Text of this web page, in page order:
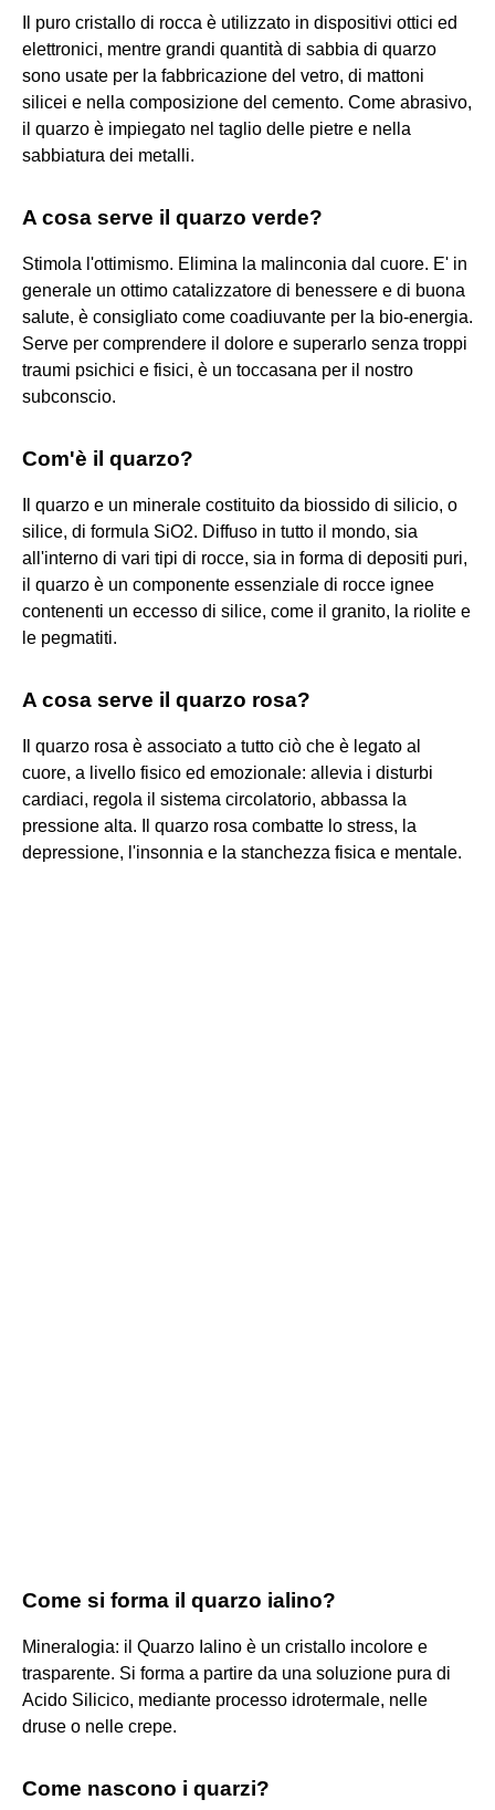
Il puro cristallo di rocca è utilizzato in dispositivi ottici ed
elettronici, mentre grandi quantità di sabbia di quarzo
sono usate per la fabbricazione del vetro, di mattoni
silicei e nella composizione del cemento. Come abrasivo,
il quarzo è impiegato nel taglio delle pietre e nella
sabbiatura dei metalli.
A cosa serve il quarzo verde?
Stimola l'ottimismo. Elimina la malinconia dal cuore. E' in
generale un ottimo catalizzatore di benessere e di buona
salute, è consigliato come coadiuvante per la bio-energia.
Serve per comprendere il dolore e superarlo senza troppi
traumi psichici e fisici, è un toccasana per il nostro
subconscio.
Com'è il quarzo?
Il quarzo e un minerale costituito da biossido di silicio, o
silice, di formula SiO2. Diffuso in tutto il mondo, sia
all'interno di vari tipi di rocce, sia in forma di depositi puri,
il quarzo è un componente essenziale di rocce ignee
contenenti un eccesso di silice, come il granito, la riolite e
le pegmatiti.
A cosa serve il quarzo rosa?
Il quarzo rosa è associato a tutto ciò che è legato al
cuore, a livello fisico ed emozionale: allevia i disturbi
cardiaci, regola il sistema circolatorio, abbassa la
pressione alta. Il quarzo rosa combatte lo stress, la
depressione, l'insonnia e la stanchezza fisica e mentale.
Come si forma il quarzo ialino?
Mineralogia: il Quarzo Ialino è un cristallo incolore e
trasparente. Si forma a partire da una soluzione pura di
Acido Silicico, mediante processo idrotermale, nelle
druse o nelle crepe.
Come nascono i quarzi?